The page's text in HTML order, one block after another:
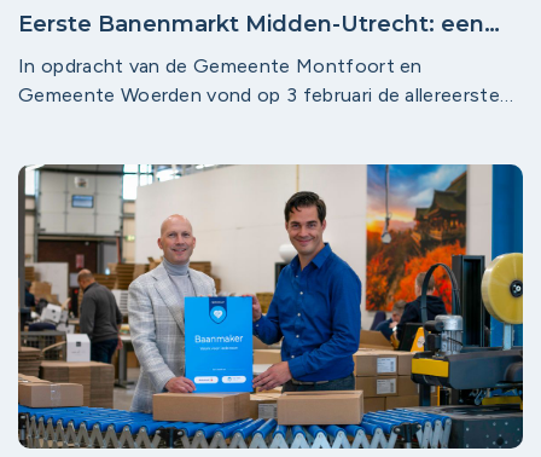
Eerste Banenmarkt Midden-Utrecht: een
In opdracht van de Gemeente Montfoort en
Gemeente Woerden vond op 3 februari de allereerste
vacatures van Montfoort Werkt en Woerden Werkt was
het evenement een schot in de roos.